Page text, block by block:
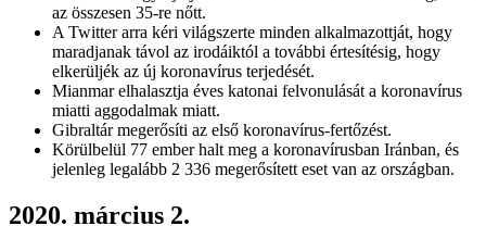
az összesen 35-re nőtt.
A Twitter arra kéri világszerte minden alkalmazottját, hogy
maradjanak távol az irodáiktól a további értesítésig, hogy
elkerüljék az új koronavírus terjedését.
Mianmar elhalasztja éves katonai felvonulását a koronavírus
miatti aggodalmak miatt.
Gibraltár megerősíti az első koronavírus-fertőzést.
Körülbelül 77 ember halt meg a koronavírusban Iránban, és
jelenleg legalább 2 336 megerősített eset van az országban.
2020. március 2.